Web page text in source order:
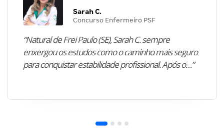
Sarah C.
Concurso Enfermeiro PSF
“Natural de Frei Paulo (SE), Sarah C. sempre
enxergou os estudos como o caminho mais seguro
para conquistar estabilidade profissional. Após o…”